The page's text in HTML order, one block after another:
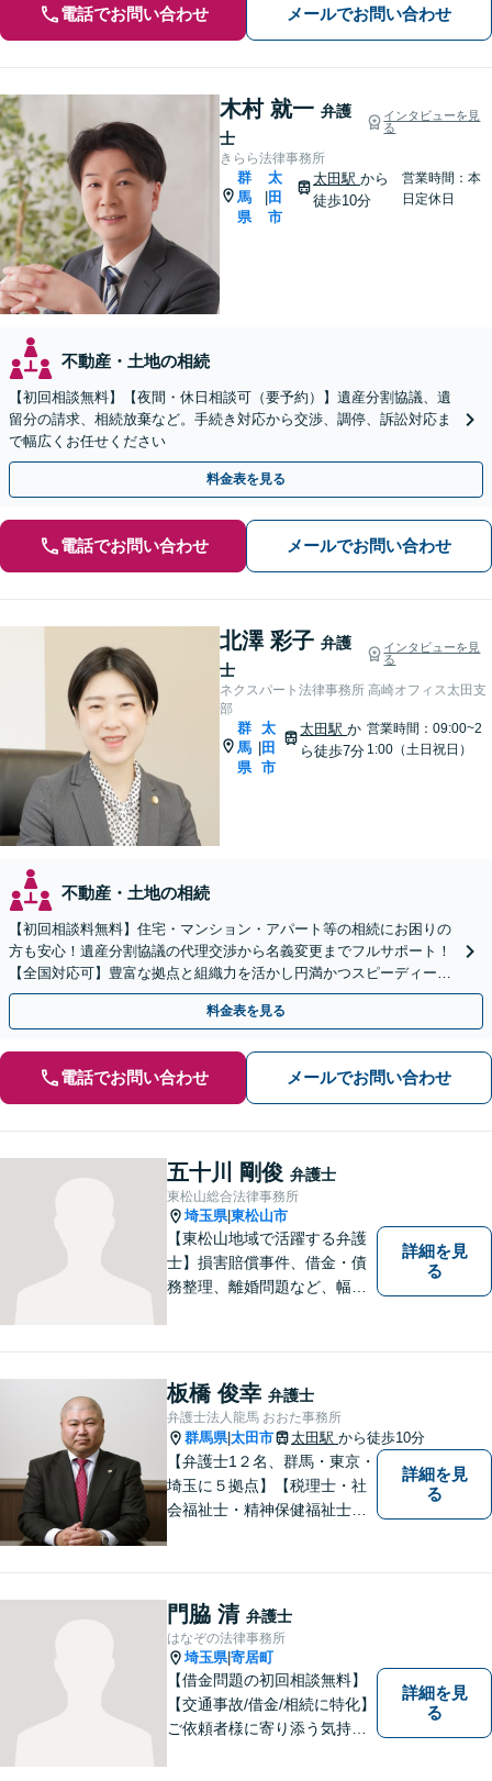
電話でお問い合わせ メールでお問い合わせ
木村 就一 弁護
士
インタビューを見
る
きらら法律事務所
群
馬
県
太
田
市
太田駅 から
徒歩10分
営業時間：本
日定休日
不動産・土地の相続
【初回相談無料】【夜間・休日相談可（要予約）】遺産分割協議、遺
留分の請求、相続放棄など。手続き対応から交渉、調停、訴訟対応ま
で幅広くお任せください
料金表を見る
電話でお問い合わせ メールでお問い合わせ
北澤 彩子 弁護
士
インタビューを見
る
ネクスパート法律事務所 高崎オフィス太田支
部
群
馬
県
太
田
市
太田駅か
ら徒歩7分
営業時間：09:00~2
1:00（土日祝日）
不動産・土地の相続
【初回相談料無料】住宅・マンション・アパート等の相続にお困りの
方も安心！遺産分割協議の代理交渉から名義変更までフルサポート！
【全国対応可】豊富な拠点と組織力を活かし円満かつスピーディーに
相続手続きをお手伝いします【取扱い実績2000件以上】
料金表を見る
電話でお問い合わせ メールでお問い合わせ
五十川 剛俊 弁護士
東松山総合法律事務所
埼玉県|東松山市
【東松山地域で活躍する弁護
士】損害賠償事件、借金・債
務整理、離婚問題など、幅広
ことを大切にしています。お
一人で悩むことなく、お気軽
にご相談ください。
詳細を見
る
板橋 俊幸 弁護士
弁護士法人龍馬 おおた事務所
群馬県|太田市 太田駅 から徒歩10分
【弁護士1２名、群馬・東京・
埼玉に５拠点】【税理士・社
会福祉士・精神保健福祉士が
能】
詳細を見
る
門脇 清 弁護士
はなぞの法律事務所
埼玉県|寄居町
【借金問題の初回相談無料】
【交通事故/借金/相続に特化】
ご依頼者様に寄り添う気持ち
詳細を見
る